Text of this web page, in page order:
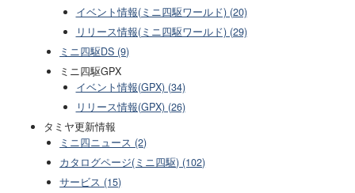
イベント情報(ミニ四駆ワールド) (20)
リリース情報(ミニ四駆ワールド) (29)
ミニ四駆DS (9)
ミニ四駆GPX
イベント情報(GPX) (34)
リリース情報(GPX) (26)
タミヤ更新情報
ミニ四ニュース (2)
カタログページ(ミニ四駆) (102)
サービス (15)